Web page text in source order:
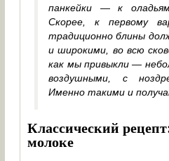
панкейки — к
Скорее, к первому
традиционно блины
и широкими, во всю
как мы привыкли —
воздушными, с
Именно такими и
Классический
молоке